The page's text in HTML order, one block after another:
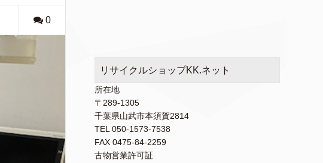
0
リサイクルショップKK.ネット
所在地
〒289-1305
千葉県山武市本須賀2814
TEL 050-1573-7538
FAX 0475-84-2259
古物営業許可証